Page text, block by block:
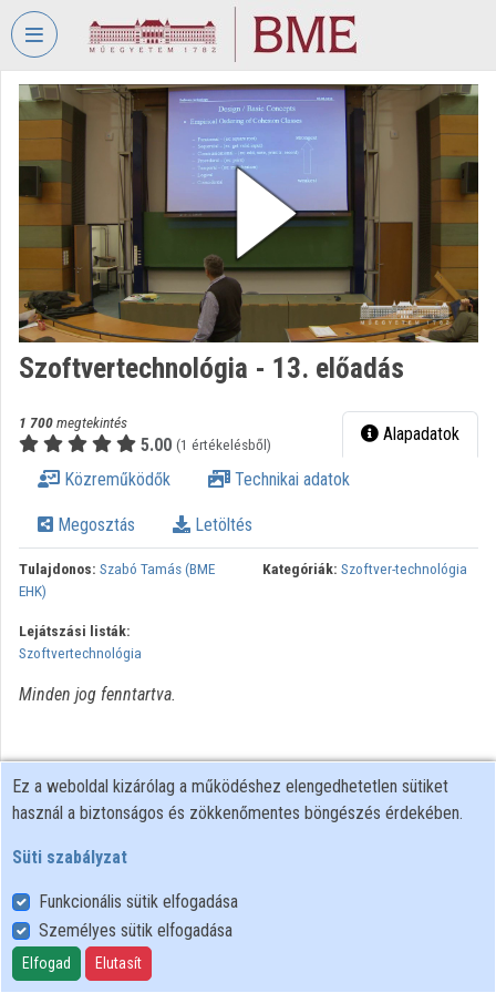
Fejléc kihagyása Menü kihagyása Tartalom kihagyása
VIDEOTORIUM
BUDAPESTI
MŰSZAKI
ÉS
GAZDASÁGTUDOMÁNYI
EGYETEM
Intézményi kezdőlap
Kategóriák
Intézményi listák
Közreműködők
Szoftvertechnológia - 13. előadás
1 700megtekintés
5.00 (1 értékelésből) Alapadatok
Közreműködők Technikai adatok
Megosztás Letöltés
Tulajdonos: Szabó Tamás (BME
EHK)
Kategóriák: Szoftver-technológia
Lejátszási listák:
Szoftvertechnológia
Minden jog fenntartva.
Felhasználói szabályzat
Adatkezelési tájékoztató
Süti szabályzat
Ez a weboldal kizárólag a működéshez elengedhetetlen sütiket
használ a biztonságos és zökkenőmentes böngészés érdekében.
Süti szabályzat
Funkcionális sütik elfogadása
Személyes sütik elfogadása
Elfogad Elutasít